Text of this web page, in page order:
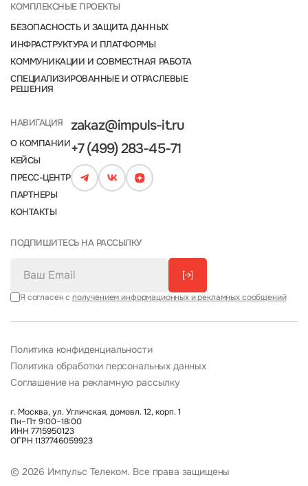
НАВИГАЦИЯ
О КОМПАНИИ
КЕЙСЫ
ПРЕСС-ЦЕНТР
ПАРТНЕРЫ
КОНТАКТЫ
zakaz@impuls-it.ru
+7 (499) 283-45-71
КОМПЛЕКСНЫЕ ПРОЕКТЫ
БЕЗОПАСНОСТЬ И ЗАЩИТА ДАННЫХ
ИНФРАСТРУКТУРА И ПЛАТФОРМЫ
КОММУНИКАЦИИ И СОВМЕСТНАЯ РАБОТА
СПЕЦИАЛИЗИРОВАННЫЕ И ОТРАСЛЕВЫЕ
РЕШЕНИЯ
ПОДПИШИТЕСЬ НА РАССЫЛКУ
[→]
Я согласен с получением информационных и рекламных сообщений
Политика конфиденциальности
Политика обработки персональных данных
Соглашение на рекламную рассылку
г. Москва, ул. Угличская, домовл. 12, корп. 1
Пн–Пт 9:00–18:00
ИНН 7715950123
ОГРН 1137746059923
© 2026 Импульс Телеком. Все права защищены